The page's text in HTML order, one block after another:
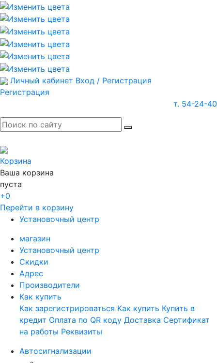
Личный кабинет Вход / Регистрация
Регистрация
т. 54-24-40
Корзина
Ваша корзина
пуста
+0
Перейти в корзину
Установочный центр
магазин
Установочный центр
Скидки
Адрес
Производители
Как купить
Как зарегистрироваться Как купить Купить в
кредит Оплата по QR коду Доставка Сертификат
на работы Реквизиты
Автосигнализации